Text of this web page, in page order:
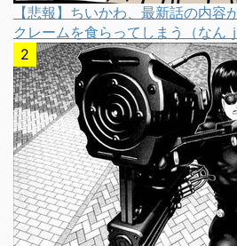
【悲報】ちいかわ、最新話の内容
クレームを食らってしまう（なんｊ